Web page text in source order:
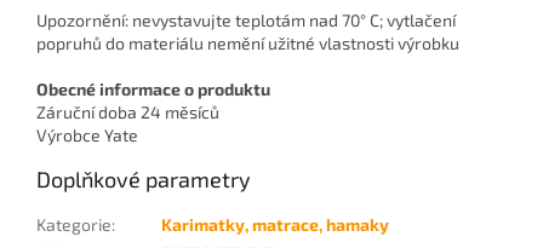
Upozornění: nevystavujte teplotám nad 70° C; vytlačení
popruhů do materiálu nemění užitné vlastnosti výrobku
Obecné informace o produktu
Záruční doba 24 měsíců
Výrobce Yate
Doplňkové parametry
Kategorie:
Karimatky, matrace, hamaky